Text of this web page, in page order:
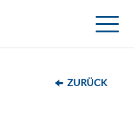
Toggle
ZURÜCK